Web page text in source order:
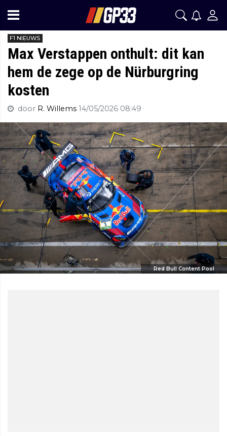
F1 NIEUWS
Max Verstappen onthult: dit kan
hem de zege op de Nürburgring
kosten
door R. Willems 14/05/2026 08:49
Red Bull Content Pool